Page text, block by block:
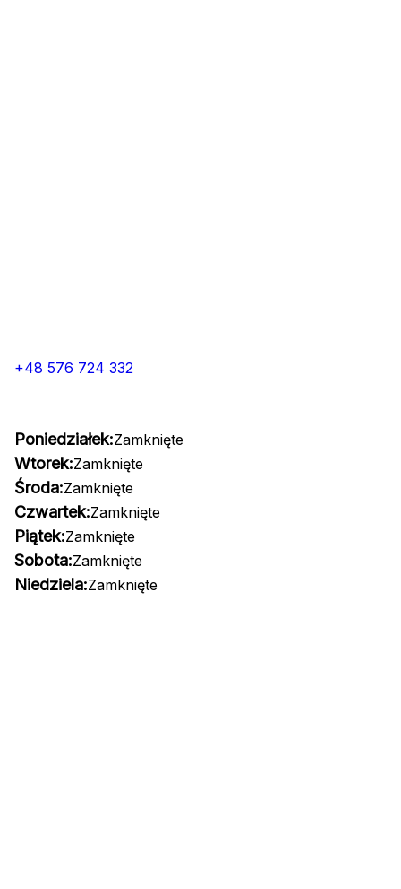
+48 576 724 332
Poniedziałek:Zamknięte
Wtorek:Zamknięte
Środa:Zamknięte
Czwartek:Zamknięte
Piątek:Zamknięte
Sobota:Zamknięte
Niedziela:Zamknięte